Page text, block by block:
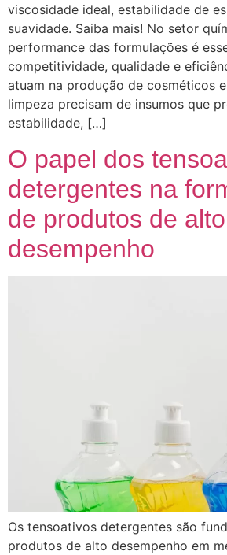
viscosidade ideal, estabilidade de
suavidade. Saiba mais! No setor
performance das formulações é
competitividade, qualidade e
atuam na produção de cosméticos
limpeza precisam de insumos que
estabilidade, […]
O papel dos
detergentes na
de produtos de alto
desempenho
Os tensoativos detergentes são
produtos de alto desempenho em